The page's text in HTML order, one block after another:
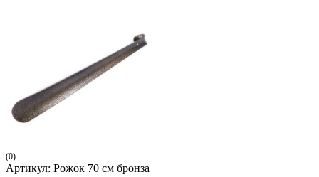
(0)
Артикул: Рожок 70 см бронза